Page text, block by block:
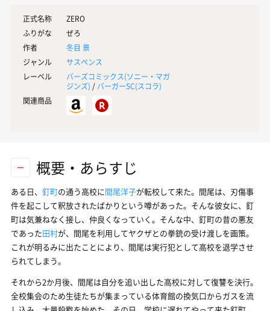
正式名称
ZERO
ふりがな
ぜろ
作者
冬目 景
ジャンル
サスペンス
レーベル
バーズコミックス(ソニー・マガ
ジンズ) / バーガーSC(スコラ)
関連商品
概要・あらすじ
ある日、 釘町の通う高校に間尾洋子が転校して来た。間尾は、刃傷事
件を起こして釈放されたばかりという噂があった。そんな彼女に、釘
町は気兼ねなく接し、仲良くなっていく。そんな中、釘町の昔の悪友
であった田村が、間尾を利用してヤクザとの拳銃の受け渡しを画策。
これが明るみに出たことにより、間尾は実行犯として高校を退学させ
られてしまう。
それから2か月後、間尾は自分を追い出した高校に対して復讐を決行。
全校集会のため生徒たちが集まっている体育館の換気口からガスを流